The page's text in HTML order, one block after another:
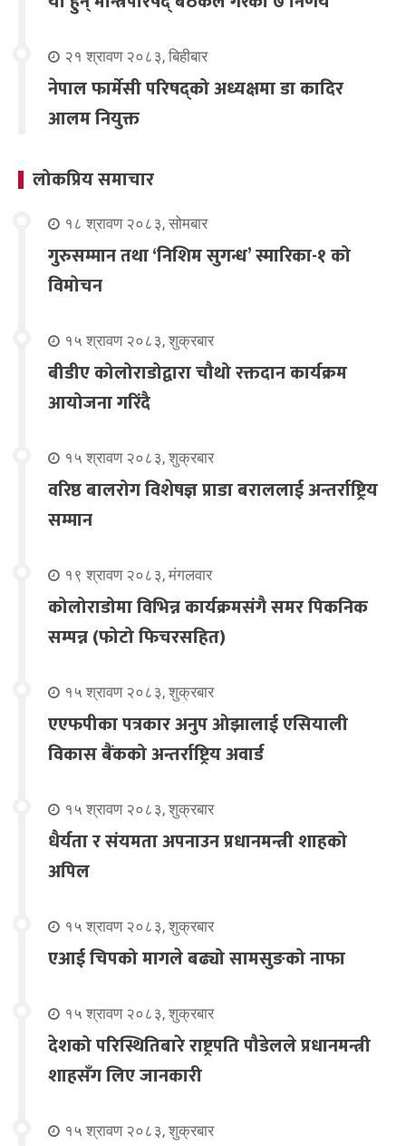
२१ श्रावण २०८३, बिहीबार
नेपाल फार्मेसी परिषद्को अध्यक्षमा डा कादिर
आलम नियुक्त
लोकप्रिय समाचार
१८ श्रावण २०८३, सोमबार
गुरुसम्मान तथा ‘निशिम सुगन्ध’ स्मारिका-१ को
विमोचन
१५ श्रावण २०८३, शुक्रबार
बीडीए कोलोराडोद्वारा चौथो रक्तदान कार्यक्रम
आयोजना गरिंदै
१५ श्रावण २०८३, शुक्रबार
वरिष्ठ बालरोग विशेषज्ञ प्राडा बराललाई अन्तर्राष्ट्रिय
सम्मान
१९ श्रावण २०८३, मंगलवार
कोलोराडोमा विभिन्न कार्यक्रमसंगै समर पिकनिक
सम्पन्न (फोटो फिचरसहित)
१५ श्रावण २०८३, शुक्रबार
एएफपीका पत्रकार अनुप ओझालाई एसियाली
विकास बैंकको अन्तर्राष्ट्रिय अवार्ड
१५ श्रावण २०८३, शुक्रबार
धैर्यता र संयमता अपनाउन प्रधानमन्त्री शाहको
अपिल
१५ श्रावण २०८३, शुक्रबार
एआई चिपको मागले बढ्यो सामसुङको नाफा
१५ श्रावण २०८३, शुक्रबार
देशको परिस्थितिबारे राष्ट्रपति पौडेलले प्रधानमन्त्री
शाहसँग लिए जानकारी
१५ श्रावण २०८३, शुक्रबार